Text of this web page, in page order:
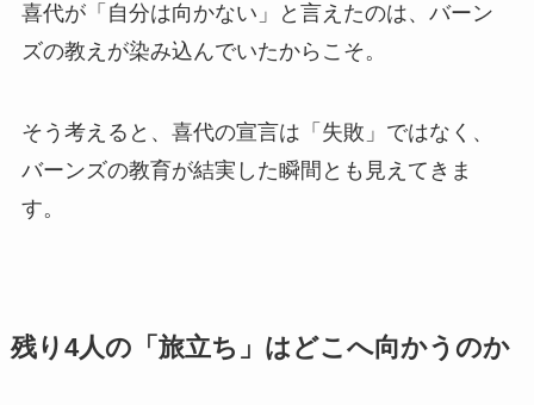
喜代が「自分は向かない」と言えたのは、バーン
ズの教えが染み込んでいたからこそ。
そう考えると、喜代の宣言は「失敗」ではなく、
バーンズの教育が結実した瞬間とも見えてきま
す。
残り4人の「旅立ち」はどこへ向かうのか